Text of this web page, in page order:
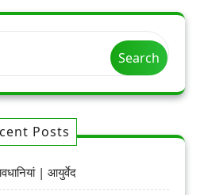
Search
Posts
| आयुर्वेद